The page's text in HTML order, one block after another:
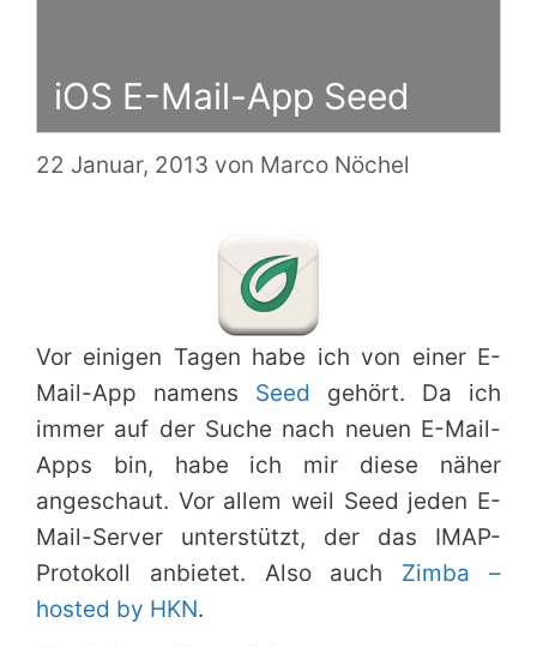
iOS E-Mail-App Seed
22 Januar, 2013 von Marco Nöchel
Vor einigen Tagen habe ich von einer E-
Mail-App namens Seed gehört. Da ich
immer auf der Suche nach neuen E-Mail-
Apps bin, habe ich mir diese näher
angeschaut. Vor allem weil Seed jeden E-
Mail-Server unterstützt, der das IMAP-
Protokoll anbietet. Also auch Zimba –
hosted by HKN.